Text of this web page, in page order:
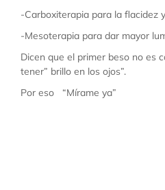
-Carboxiterapia para la flacidez
-Mesoterapia para dar mayor
Dicen que el primer beso no es
tener” brillo en los ojos”.
Por eso “Mírame ya”